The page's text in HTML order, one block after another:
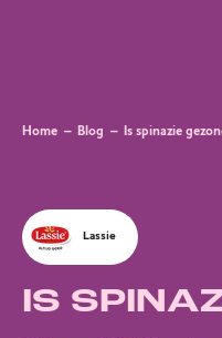
Home Blog Is spinazie
Lassie
IS